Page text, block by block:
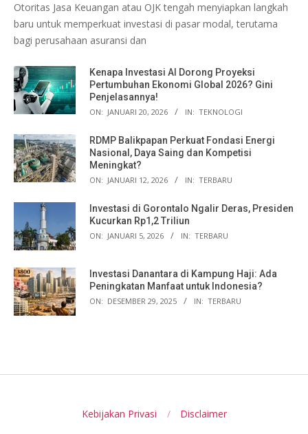
Otoritas Jasa Keuangan atau OJK tengah menyiapkan langkah
baru untuk memperkuat investasi di pasar modal, terutama
bagi perusahaan asuransi dan
Kenapa Investasi AI Dorong Proyeksi
Pertumbuhan Ekonomi Global 2026? Gini
Penjelasannya!
ON: JANUARI 20, 2026 IN: TEKNOLOGI
RDMP Balikpapan Perkuat Fondasi Energi
Nasional, Daya Saing dan Kompetisi
Meningkat?
ON: JANUARI 12, 2026 IN: TERBARU
Investasi di Gorontalo Ngalir Deras, Presiden
Kucurkan Rp1,2 Triliun
ON: JANUARI 5, 2026 IN: TERBARU
Investasi Danantara di Kampung Haji: Ada
Peningkatan Manfaat untuk Indonesia?
ON: DESEMBER 29, 2025 IN: TERBARU
Kebijakan Privasi Disclaimer